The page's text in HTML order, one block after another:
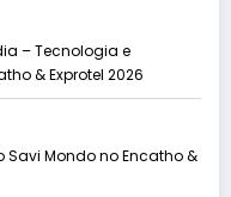
– Tecnologia e
& Exprotel 2026
Savi Mondo no Encatho &